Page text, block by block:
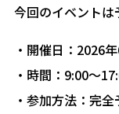
今回のイベントは
・開催日：2026
・時間：9:00〜
・参加方法：完